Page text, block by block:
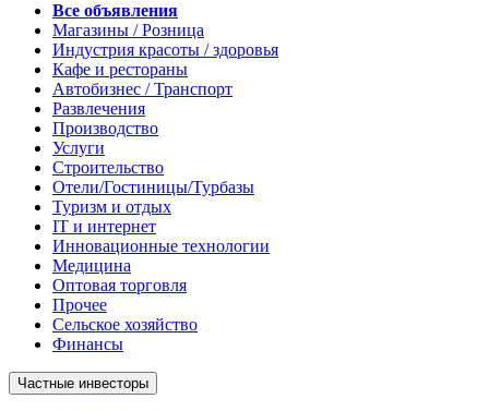
Все объявления
Магазины / Розница
Индустрия красоты / здоровья
Кафе и рестораны
Автобизнес / Транспорт
Развлечения
Производство
Услуги
Строительство
Отели/Гостиницы/Турбазы
Туризм и отдых
IT и интернет
Инновационные технологии
Медицина
Оптовая торговля
Прочее
Сельское хозяйство
Финансы
Частные инвесторы